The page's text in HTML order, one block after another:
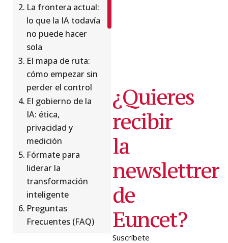
La frontera actual:
lo que la IA todavía
no puede hacer
sola
El mapa de ruta:
cómo empezar sin
perder el control
El gobierno de la
IA: ética,
privacidad y
medición
Fórmate para
liderar la
transformación
inteligente
Preguntas
Frecuentes (FAQ)
¿Quieres
recibir
la
newslettrer
de
Euncet?
Suscríbete